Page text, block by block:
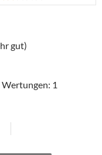
gut)
Wertungen: 1